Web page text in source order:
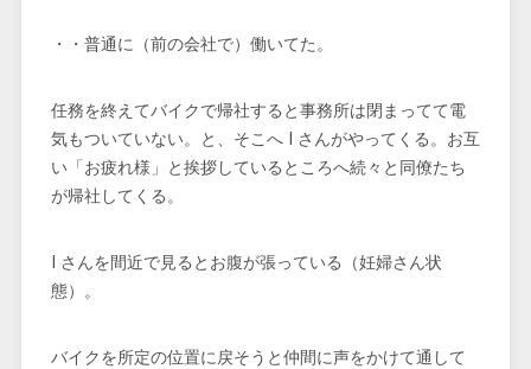
・・普通に（前の会社で）働いてた。
任務を終えてバイクで帰社すると事務所は閉まってて電
気もついていない。と、そこへ I さんがやってくる。お互
い「お疲れ様」と挨拶しているところへ続々と同僚たち
が帰社してくる。
I さんを間近で見るとお腹が張っている（妊婦さん状
態）。
バイクを所定の位置に戻そうと仲間に声をかけて通して